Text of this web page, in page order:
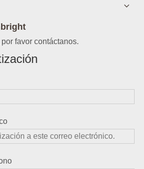
favor contáctanos.